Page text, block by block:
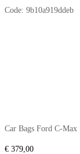
Code: 9b10a919ddeb
Car Bags Ford C-Max
€ 379,00